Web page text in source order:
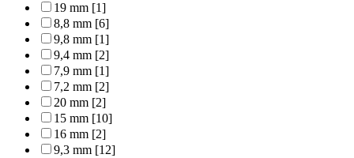
19 mm [1]
8,8 mm [6]
9,8 mm [1]
9,4 mm [2]
7,9 mm [1]
7,2 mm [2]
20 mm [2]
15 mm [10]
16 mm [2]
9,3 mm [12]